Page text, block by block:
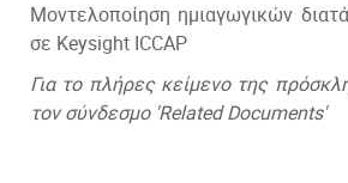
Μοντελοποίηση ημιαγωγικών
σε Keysight ICCAP
Για το πλήρες κείμενο της
τον σύνδεσμο 'Related Documents'